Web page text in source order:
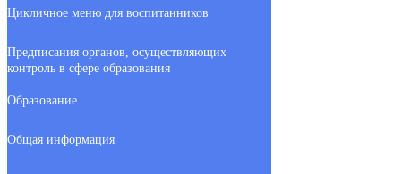
Цикличное меню для воспитанников
Предписания органов, осуществляющих
контроль в сфере образования
Образование
Общая информация